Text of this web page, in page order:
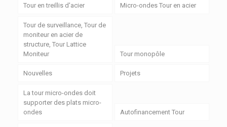
Tour en treillis d'acier Micro-ondes Tour en acier
Tour de surveillance, Tour de
moniteur en acier de
structure, Tour Lattice
Moniteur
Tour monopôle
Nouvelles Projets
La tour micro-ondes doit
supporter des plats micro-
ondes
Autofinancement Tour